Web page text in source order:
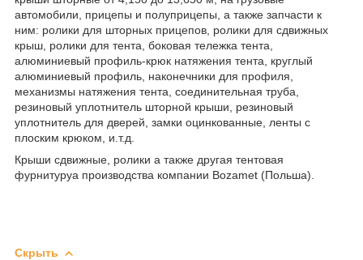
автомобили, прицепы и полуприцепы, а также запчасти к
ним: ролики для шторных прицепов, ролики для сдвижных
крыш, ролики для тента, боковая тележка тента,
алюминиевый профиль-крюк натяжения тента, круглый
алюминиевый профиль, наконечники для профиля,
механизмы натяжения тента, соединительная труба,
резиновый уплотнитель шторной крыши, резиновый
уплотнитель для дверей, замки оцинкованные, ленты с
плоским крюком, и.т.д.
Крыши сдвижные, ролики а также другая тентовая
фурнитуруа производства компании Bozamet (Польша).
Скрыть